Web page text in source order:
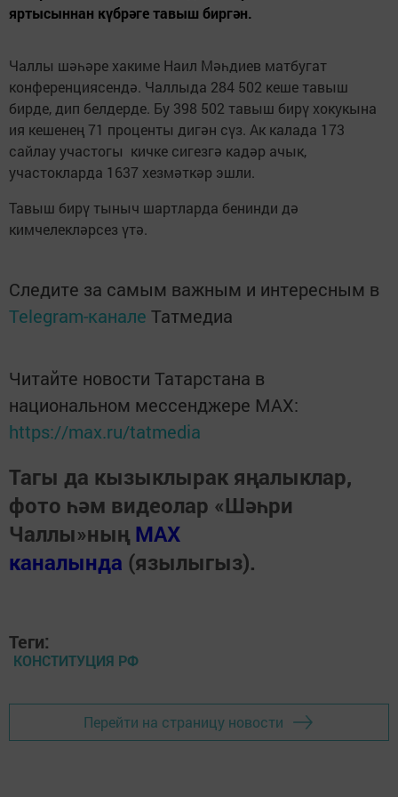
яртысыннан күбрәге тавыш биргән.
Чаллы шәһәре хакиме Наил Мәһдиев матбугат
конференциясендә. Чаллыда 284 502 кеше тавыш
бирде, дип белдерде. Бу 398 502 тавыш бирү хокукына
ия кешенең 71 проценты дигән сүз. Ак калада 173
сайлау участогы кичке сигезгә кадәр ачык,
участокларда 1637 хезмәткәр эшли.
Тавыш бирү тыныч шартларда бенинди дә
кимчелекләрсез үтә.
Следите за самым важным и интересным в
Telegram-канале Татмедиа
Читайте новости Татарстана в
национальном мессенджере MАХ:
https://max.ru/tatmedia
Тагы да кызыклырак яңалыклар,
фото һәм видеолар «Шәһри
Чаллы»ның MAX
каналында (язылыгыз).
Теги:
КОНСТИТУЦИЯ РФ
Перейти на страницу новости